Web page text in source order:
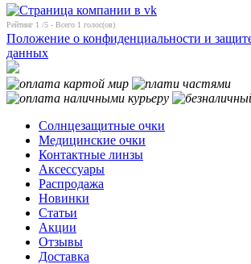
Рейтинг 1 /5 - Всего 1 голос(ов)
Положение о конфиденциальности и
данных
Солнцезащитные очки
Медицинские очки
Контактные линзы
Аксессуары
Распродажа
Новинки
Статьи
Акции
Отзывы
Доставка